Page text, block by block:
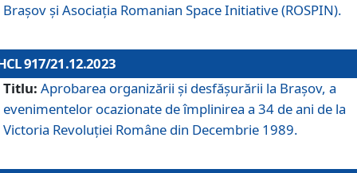
Brașov și Asociația Romanian Space Initiative (ROSPIN).
917/21.12.2023
Titlu: Aprobarea organizării şi desfăşurării la Braşov, a
evenimentelor ocazionate de împlinirea a 34 de ani de la
Victoria Revoluţiei Române din Decembrie 1989.